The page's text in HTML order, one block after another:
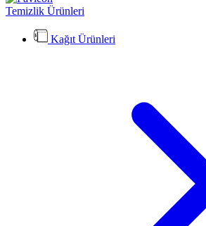
Temizlik Ürünleri
Kağıt Ürünleri